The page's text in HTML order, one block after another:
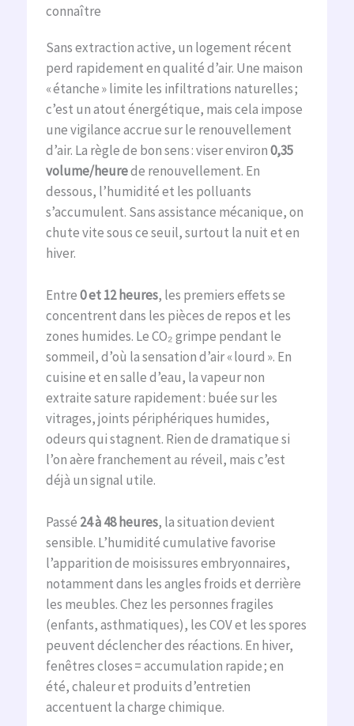
connaître
Sans extraction active, un logement récent
perd rapidement en qualité d’air. Une maison
« étanche » limite les infiltrations naturelles ;
c’est un atout énergétique, mais cela impose
une vigilance accrue sur le renouvellement
d’air. La règle de bon sens : viser environ0,35
volume/heurede renouvellement. En
dessous, l’humidité et les polluants
s’accumulent. Sans assistance mécanique, on
chute vite sous ce seuil, surtout la nuit et en
hiver.
Entre0 et 12 heures, les premiers effets se
concentrent dans les pièces de repos et les
zones humides. Le CO₂ grimpe pendant le
sommeil, d’où la sensation d’air « lourd ». En
cuisine et en salle d’eau, la vapeur non
extraite sature rapidement : buée sur les
vitrages, joints périphériques humides,
odeurs qui stagnent. Rien de dramatique si
l’on aère franchement au réveil, mais c’est
déjà un signal utile.
Passé 24 à 48 heures, la situation devient
sensible. L’humidité cumulative favorise
l’apparition de moisissures embryonnaires,
notamment dans les angles froids et derrière
les meubles. Chez les personnes fragiles
(enfants, asthmatiques), les COV et les spores
peuvent déclencher des réactions. En hiver,
fenêtres closes = accumulation rapide ; en
été, chaleur et produits d’entretien
accentuent la charge chimique.